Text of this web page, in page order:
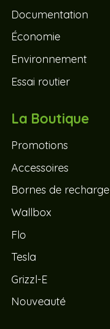
Documentation
Économie
Environnement
Essai routier
La Boutique
Promotions
Accessoires
Bornes de recharge
Wallbox
Flo
Tesla
Grizzl-E
Nouveauté